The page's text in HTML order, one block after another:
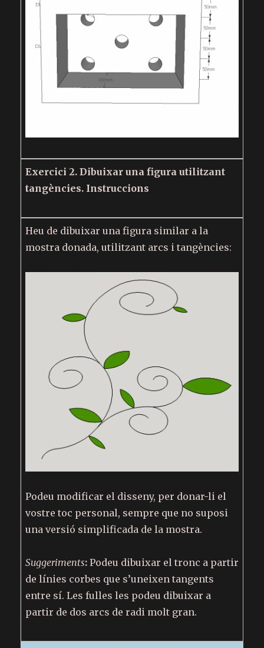
Exercici 2. Dibuixar una figura utilitzant
tangències. Instruccions
Heu de dibuixar una figura similar a la
mostra donada, utilitzant arcs i tangències:
Podeu modificar el disseny, per donar-li el
vostre toc personal, sempre que no suposi
una versió simplificada de la mostra.
Suggeriments: Podeu dibuixar el tronc a partir
de línies corbes que s’uneixen tangents
entre sí. Les fulles les podeu dibuixar a
partir de dos arcs de radi molt gran.